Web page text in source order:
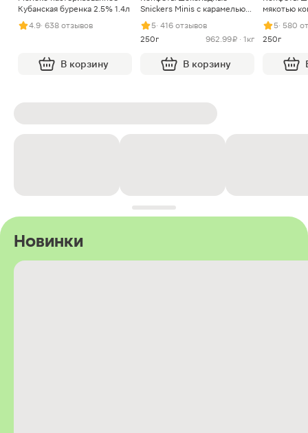
Кубанская буренка 2.5% 1.4л
4.9· 638 отзывов
В корзину
Snickers Minis с карамелью
арахисом и нугой
5· 416 отзывов
250г
962.99 ₽ · 1кг
В корзину
мякотью
5· 580
250г
Новинки